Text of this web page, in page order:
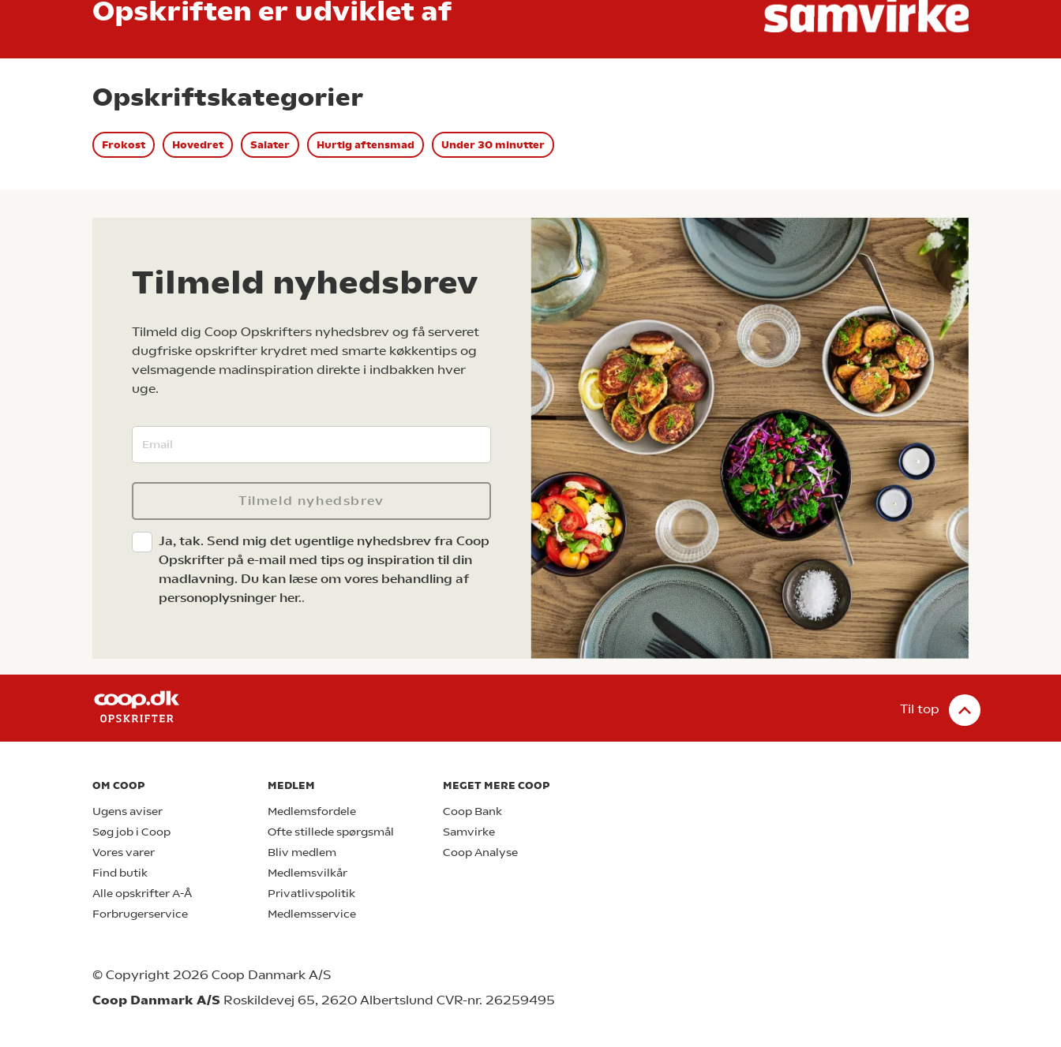
Opskriften er udviklet af
Opskriftskategorier
Frokost Hovedret Salater Hurtig aftensmad Under 30 minutter
Tilmeld nyhedsbrev
Tilmeld dig Coop Opskrifters nyhedsbrev og få serveret
dugfriske opskrifter krydret med smarte køkkentips og
velsmagende madinspiration direkte i indbakken hver
uge.
Tilmeld nyhedsbrev
Ja, tak. Send mig det ugentlige nyhedsbrev fra Coop
Opskrifter på e-mail med tips og inspiration til din
madlavning. Du kan læse om vores behandling af
personoplysninger her..
Til top
OM COOP
Ugens aviser
Søg job i Coop
Vores varer
Find butik
Alle opskrifter A-Å
Forbrugerservice
MEDLEM
Medlemsfordele
Ofte stillede spørgsmål
Bliv medlem
Medlemsvilkår
Privatlivspolitik
Medlemsservice
MEGET MERE COOP
Coop Bank
Samvirke
Coop Analyse
© Copyright 2026 Coop Danmark A/S
Coop Danmark A/S Roskildevej 65, 2620 Albertslund CVR-nr. 26259495